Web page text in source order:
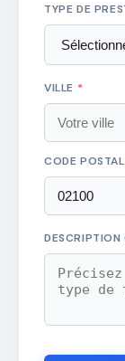
TYPE DE
VILLE *
CODE POSTAL
DESCRIPTION